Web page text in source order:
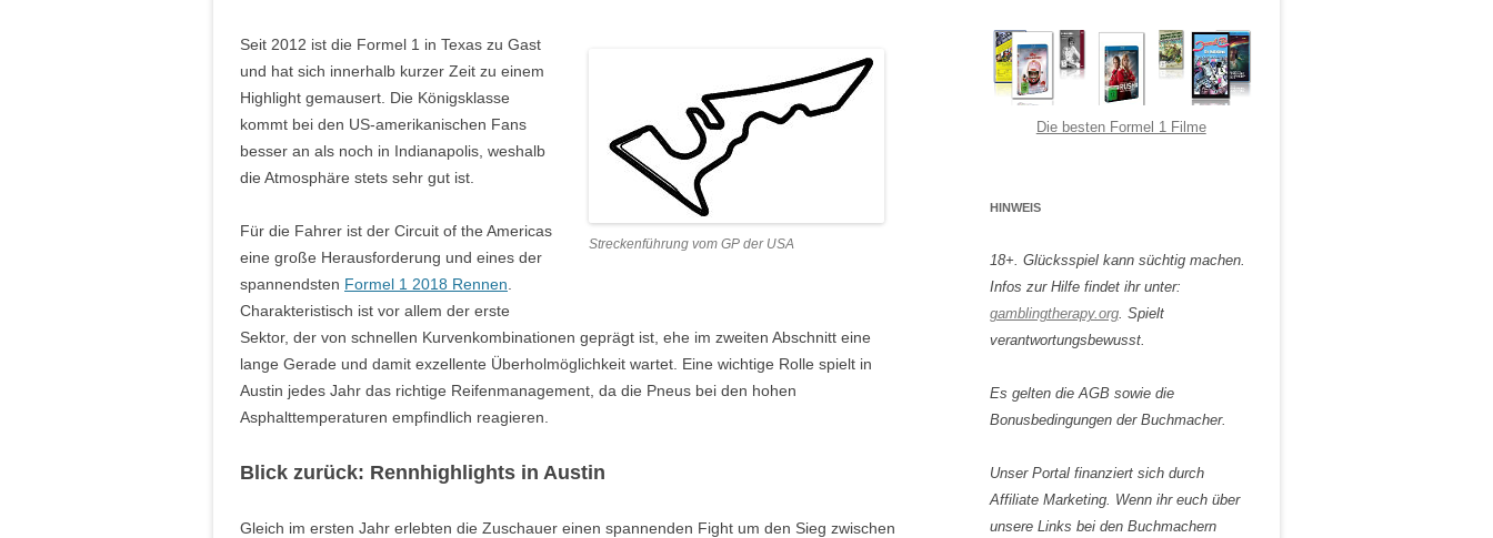
Streckenführung vom GP der USA
Seit 2012 ist die Formel 1 in Texas zu Gast
und hat sich innerhalb kurzer Zeit zu einem
Highlight gemausert. Die Königsklasse
kommt bei den US-amerikanischen Fans
besser an als noch in Indianapolis, weshalb
die Atmosphäre stets sehr gut ist.
Für die Fahrer ist der Circuit of the Americas
eine große Herausforderung und eines der
spannendsten Formel 1 2018 Rennen
Charakteristisch ist vor allem der erste
Sektor, der von schnellen Kurvenkombinationen geprägt ist, ehe im zweiten Abschnitt eine
lange Gerade und damit exzellente Überholmöglichkeit wartet. Eine wichtige Rolle spielt in
Austin jedes Jahr das richtige Reifenmanagement, da die Pneus bei den hohen
Asphalttemperaturen empfindlich reagieren.
Blick zurück: Rennhighlights in Austin
Gleich im ersten Jahr erlebten die Zuschauer einen spannenden Fight um den Sieg zwischen
Die besten Formel 1 Filme
HINWEIS
18+. Glücksspiel kann süchtig machen.
Infos zur Hilfe findet ihr unter:
gamblingtherapy.org. Spielt
verantwortungsbewusst.
Es gelten die AGB sowie die
Bonusbedingungen der Buchmacher.
Unser Portal finanziert sich durch
Affiliate Marketing. Wenn ihr euch über
unsere Links bei den Buchmachern